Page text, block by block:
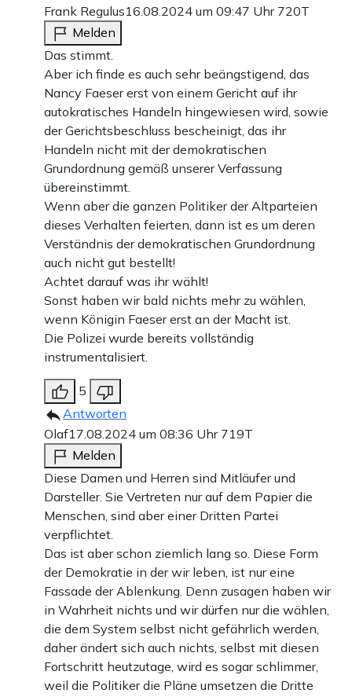
Frank Regulus16.08.2024 um 09:47 Uhr 720T
Melden
Das stimmt.
Aber ich finde es auch sehr beängstigend, das
Nancy Faeser erst von einem Gericht auf ihr
autokratisches Handeln hingewiesen wird, sowie
der Gerichtsbeschluss bescheinigt, das ihr
Handeln nicht mit der demokratischen
Grundordnung gemäß unserer Verfassung
übereinstimmt.
Wenn aber die ganzen Politiker der Altparteien
dieses Verhalten feierten, dann ist es um deren
Verständnis der demokratischen Grundordnung
auch nicht gut bestellt!
Achtet darauf was ihr wählt!
Sonst haben wir bald nichts mehr zu wählen,
wenn Königin Faeser erst an der Macht ist.
Die Polizei wurde bereits vollständig
instrumentalisiert.
5
Antworten
Olaf17.08.2024 um 08:36 Uhr 719T
Melden
Diese Damen und Herren sind Mitläufer und
Darsteller. Sie Vertreten nur auf dem Papier die
Menschen, sind aber einer Dritten Partei
verpflichtet.
Das ist aber schon ziemlich lang so. Diese Form
der Demokratie in der wir leben, ist nur eine
Fassade der Ablenkung. Denn zusagen haben wir
in Wahrheit nichts und wir dürfen nur die wählen,
die dem System selbst nicht gefährlich werden,
daher ändert sich auch nichts, selbst mit diesen
Fortschritt heutzutage, wird es sogar schlimmer,
weil die Politiker die Pläne umsetzen die Dritte